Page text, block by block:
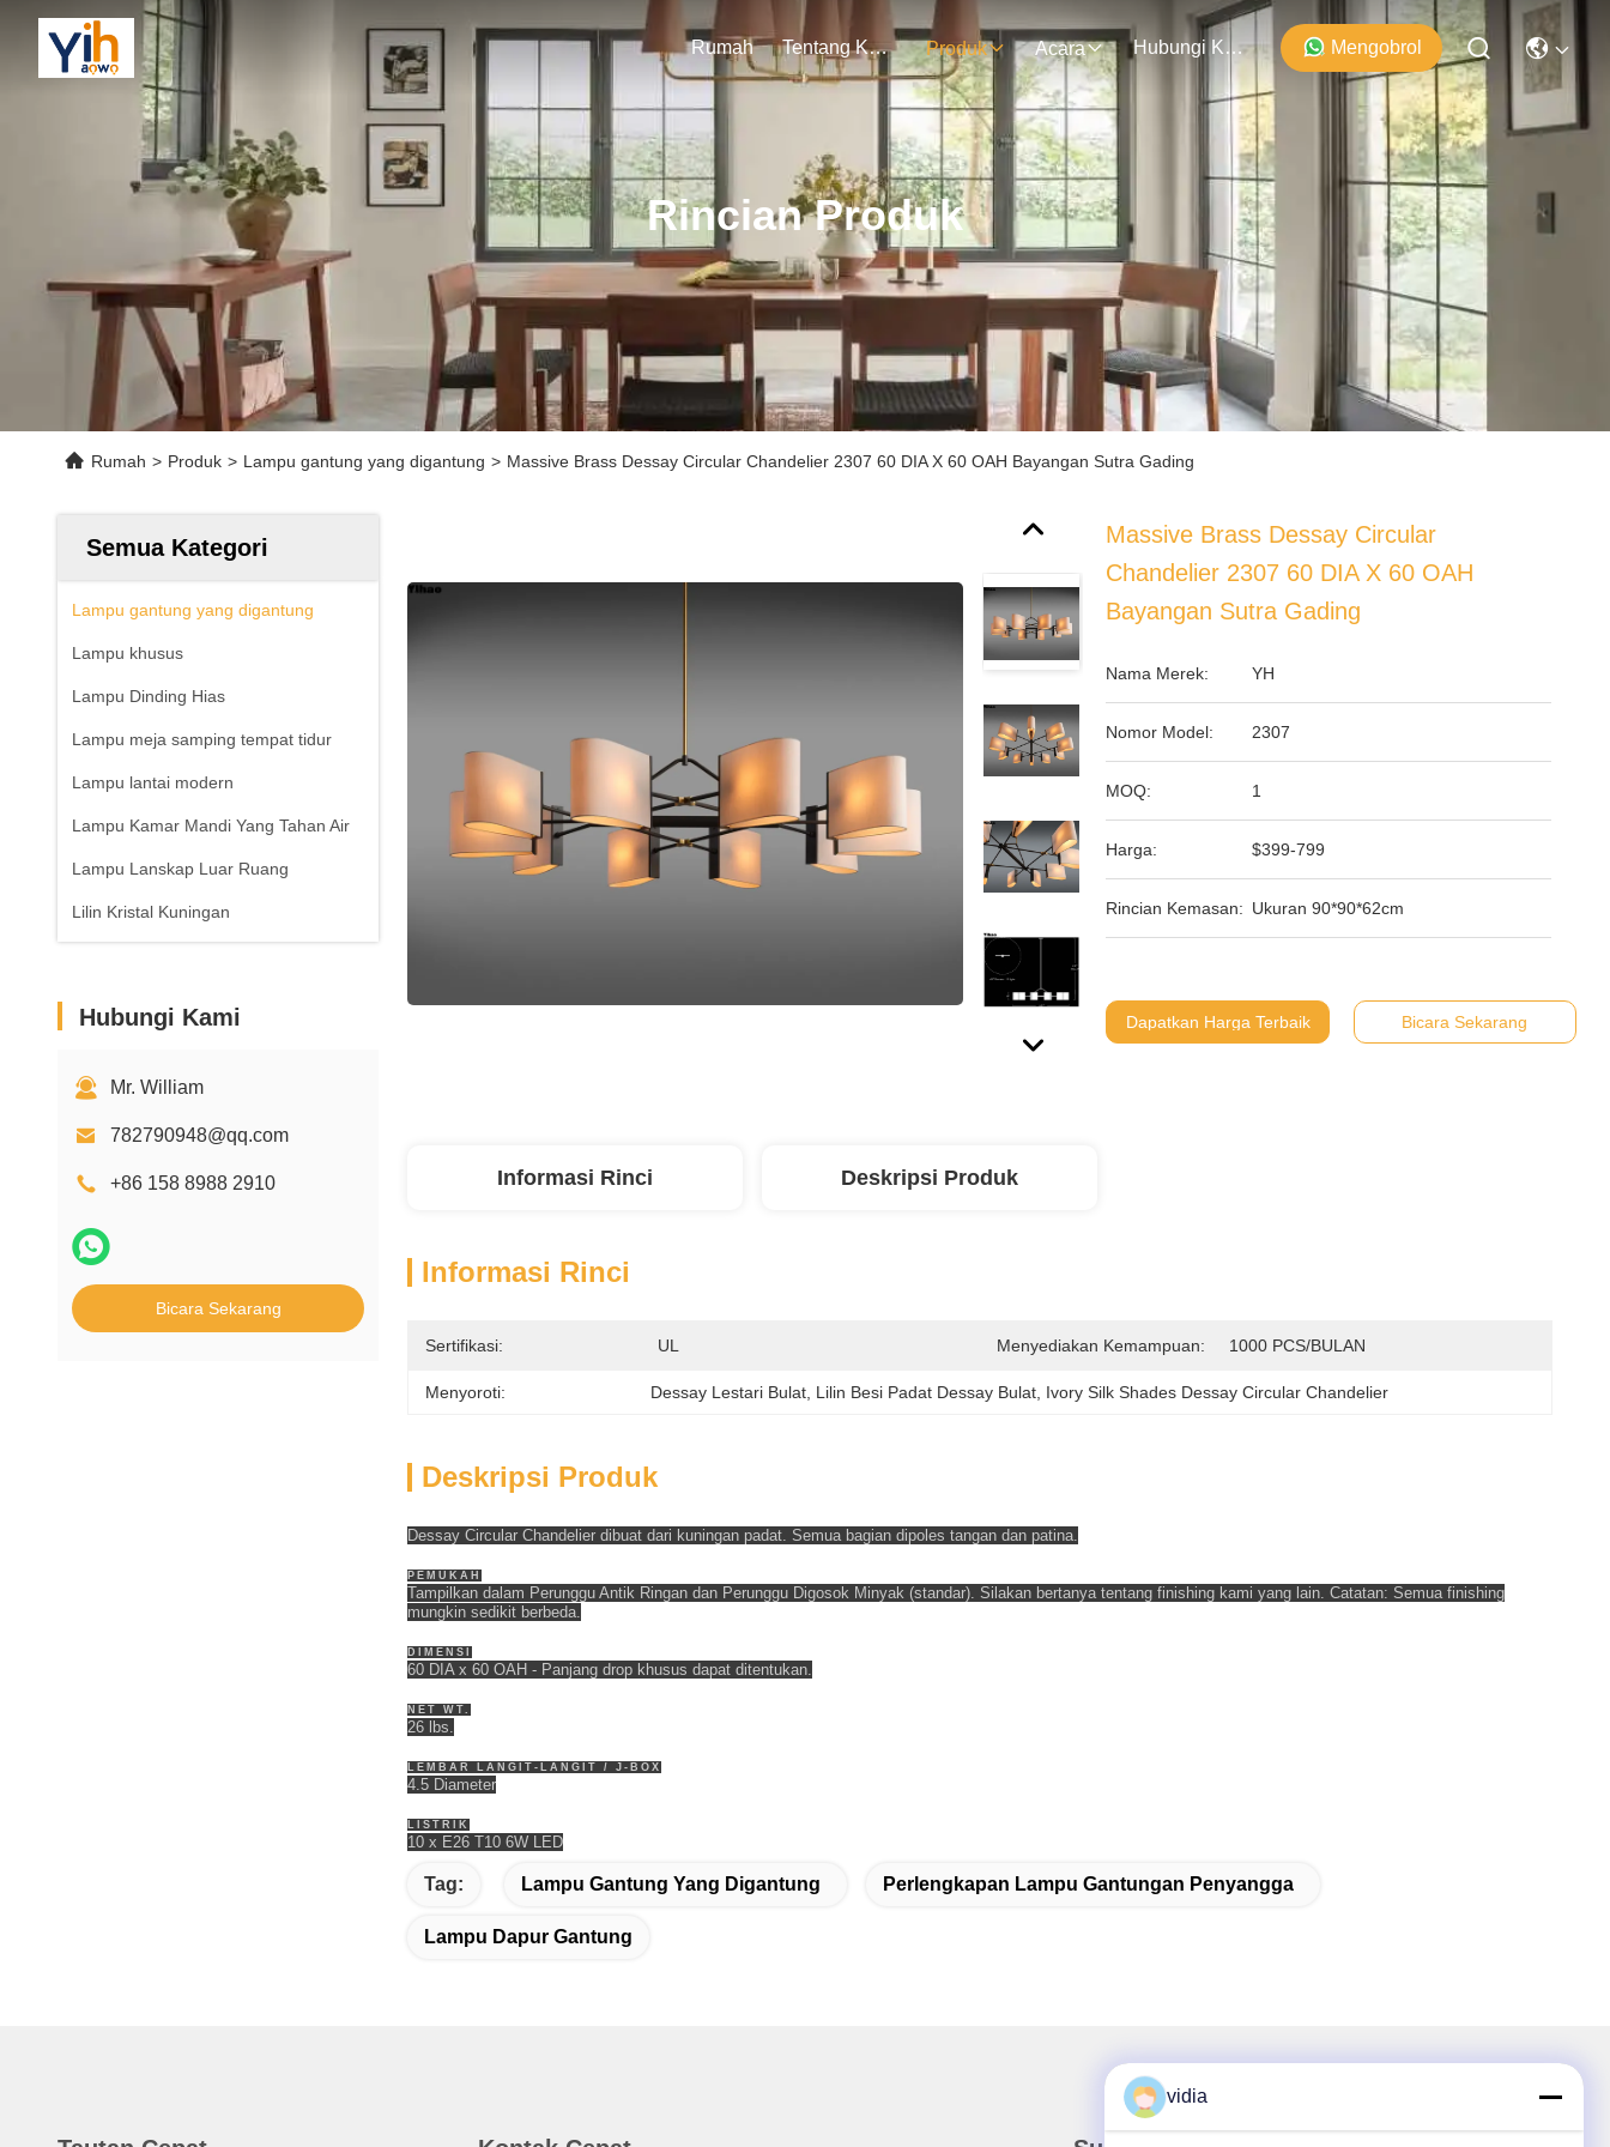
Rumah Tentang Kami Produk Acara Hubungi Kami Mengobrol
Rincian Produk
Rumah > Produk > Lampu gantung yang digantung > Massive Brass Dessay Circular Chandelier 2307 60 DIA X 60 OAH Bayangan Sutra Gading
Semua Kategori
Lampu gantung yang digantung
Lampu khusus
Lampu Dinding Hias
Lampu meja samping tempat tidur
Lampu lantai modern
Lampu Kamar Mandi Yang Tahan Air
Lampu Lanskap Luar Ruang
Lilin Kristal Kuningan
Hubungi Kami
Mr. William
782790948@qq.com
+86 158 8988 2910
Bicara Sekarang
Massive Brass Dessay Circular
Chandelier 2307 60 DIA X 60 OAH
Bayangan Sutra Gading
Nama Merek: YH
Nomor Model: 2307
MOQ: 1
Harga: $399-799
Rincian Kemasan: Ukuran 90*90*62cm
Dapatkan Harga Terbaik Bicara Sekarang
Informasi Rinci Deskripsi Produk
Informasi Rinci
Sertifikasi: UL Menyediakan Kemampuan: 1000 PCS/BULAN
Menyoroti: Dessay Lestari Bulat Lilin Besi Padat Dessay Bulat Ivory Silk Shades Dessay Circular Chandelier
Deskripsi Produk
Dessay Circular Chandelier dibuat dari kuningan padat. Semua bagian dipoles tangan dan patina.
PEMUKAH
Tampilkan dalam Perunggu Antik Ringan dan Perunggu Digosok Minyak (standar). Silakan bertanya tentang finishing kami yang lain. Catatan: Semua finishing
mungkin sedikit berbeda.
DIMENSI
60 DIA x 60 OAH - Panjang drop khusus dapat ditentukan.
NET WT.
26 lbs.
LEMBAR LANGIT-LANGIT / J-BOX
4.5 Diameter
LISTRIK
10 x E26 T10 6W LED
Tag: Lampu Gantung Yang Digantung Perlengkapan Lampu Gantungan Penyangga
Lampu Dapur Gantung
vidia